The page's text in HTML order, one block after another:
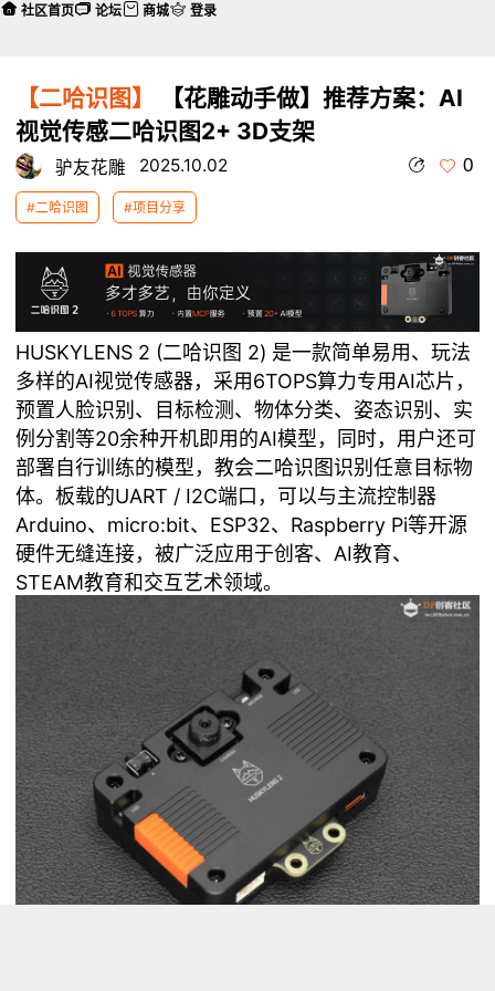
【二哈识图】
【花雕动手做】推荐方案：AI
视觉传感二哈识图2+ 3D支架
驴友花雕 2025.10.02 0
#二哈识图 #项目分享
本帖最后由 驴友花雕 于 2025-10-2 08:23 编辑
HUSKYLENS 2 (二哈识图 2) 是一款简单易用、玩法
多样的AI视觉传感器，采用6TOPS算力专用AI芯片，
预置人脸识别、目标检测、物体分类、姿态识别、实
例分割等20余种开机即用的AI模型，同时，用户还可
部署自行训练的模型，教会二哈识图识别任意目标物
体。板载的UART / I2C端口，可以与主流控制器
Arduino、micro:bit、ESP32、Raspberry Pi等开源
硬件无缝连接，被广泛应用于创客、AI教育、
STEAM教育和交互艺术领域。
社区首页 论坛 商城 登录